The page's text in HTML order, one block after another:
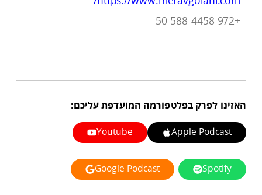
+972 50-588-4458
האזינו לפרק בפלטפורמה המועדפת עליכם:
Apple Podcast
Youtube
Spotify
Google Podcast